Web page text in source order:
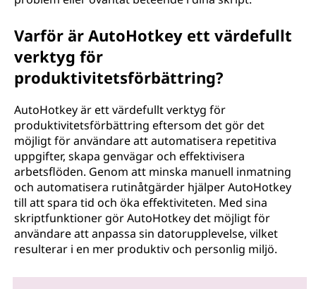
Varför är AutoHotkey ett värdefullt
verktyg för
produktivitetsförbättring?
AutoHotkey är ett värdefullt verktyg för
produktivitetsförbättring eftersom det gör det
möjligt för användare att automatisera repetitiva
uppgifter, skapa genvägar och effektivisera
arbetsflöden. Genom att minska manuell inmatning
och automatisera rutinåtgärder hjälper AutoHotkey
till att spara tid och öka effektiviteten. Med sina
skriptfunktioner gör AutoHotkey det möjligt för
användare att anpassa sin datorupplevelse, vilket
resulterar i en mer produktiv och personlig miljö.